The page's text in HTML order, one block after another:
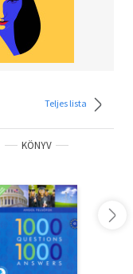
Teljes lista
KÖNYV